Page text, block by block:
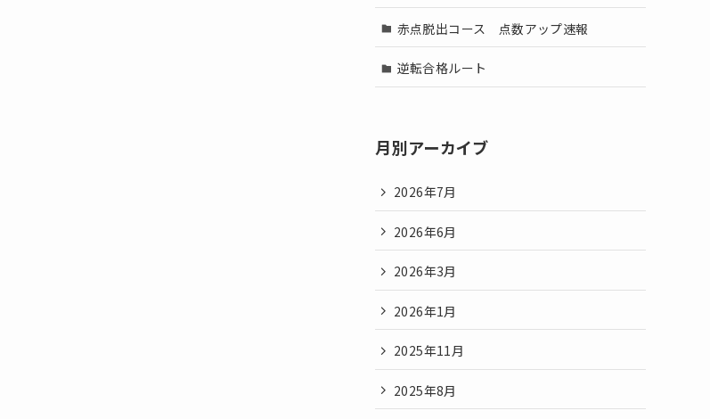
赤点脱出コース 点数アップ速報
逆転合格ルート
月別アーカイブ
2026年7月
2026年6月
2026年3月
2026年1月
2025年11月
2025年8月